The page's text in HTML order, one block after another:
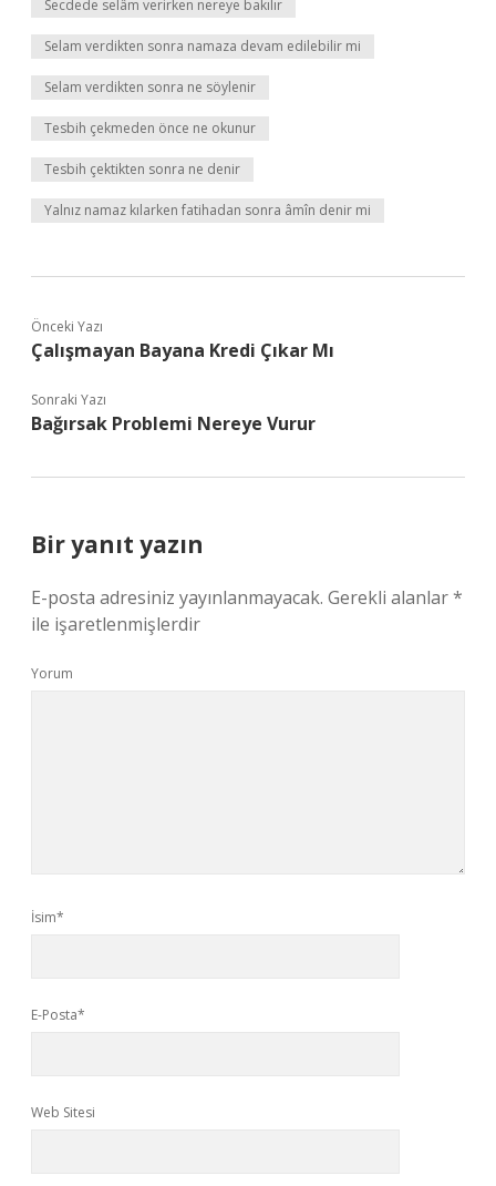
Secdede selâm verirken nereye bakılır
Selam verdikten sonra namaza devam edilebilir mi
Selam verdikten sonra ne söylenir
Tesbih çekmeden önce ne okunur
Tesbih çektikten sonra ne denir
Yalnız namaz kılarken fatihadan sonra âmîn denir mi
Önceki Yazı
Çalışmayan Bayana Kredi Çıkar Mı
Sonraki Yazı
Bağırsak Problemi Nereye Vurur
Bir yanıt yazın
E-posta adresiniz yayınlanmayacak. Gerekli alanlar*
ile işaretlenmişlerdir
Yorum
İsim*
E-Posta*
Web Sitesi